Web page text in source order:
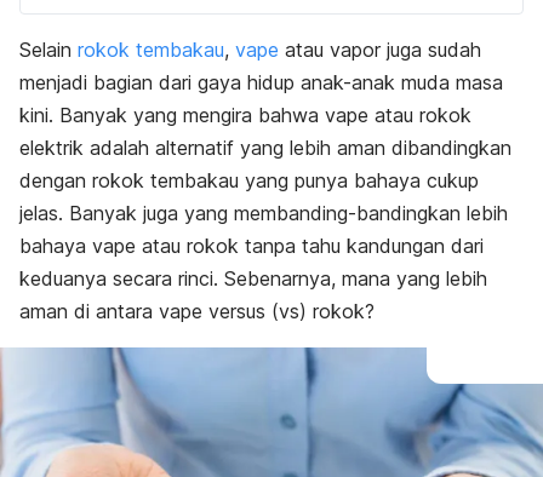
Selain rokok tembakau, vape atau vapor juga sudah
menjadi bagian dari gaya hidup anak-anak muda masa
kini. Banyak yang mengira bahwa vape atau rokok
elektrik adalah alternatif yang lebih aman dibandingkan
dengan rokok tembakau yang punya bahaya cukup
jelas. Banyak juga yang membanding-bandingkan lebih
bahaya vape atau rokok tanpa tahu kandungan dari
keduanya secara rinci. Sebenarnya, mana yang lebih
aman di antara vape versus (vs) rokok?